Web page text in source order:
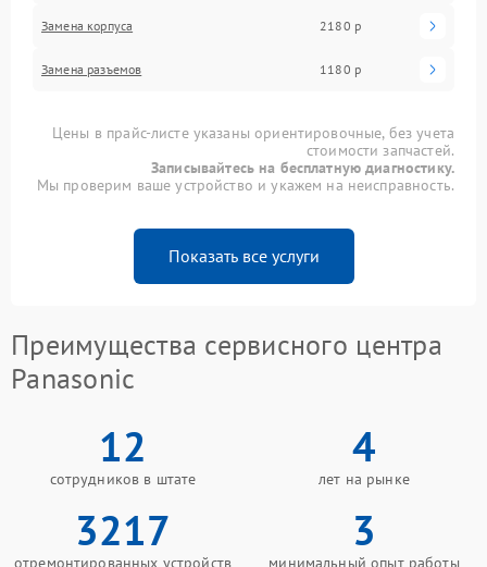
Замена корпуса 2180 р
Замена разъемов 1180 р
Цены в прайс-листе указаны ориентировочные, без учета
стоимости запчастей.
Записывайтесь на бесплатную диагностику.
Мы проверим ваше устройство и укажем на неисправность.
Показать все услуги
Преимущества сервисного центра
Panasonic
12
сотрудников в штате
4
лет на рынке
3217
отремонтированных устройств
3
минимальный опыт работы